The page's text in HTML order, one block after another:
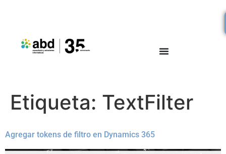
Etiqueta: TextFilter
Agregar tokens de filtro en Dynamics 365